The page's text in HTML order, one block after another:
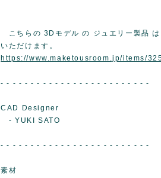
こちらの 3Dモデル の ジュエリー製品 は
いただけます。
https://www.maketousroom.jp/items/
- - - - - - - - - - - - - - - - - - - - - - - - -
CAD Designer
- YUKI SATO
- - - - - - - - - - - - - - - - - - - - - - - - -
素材